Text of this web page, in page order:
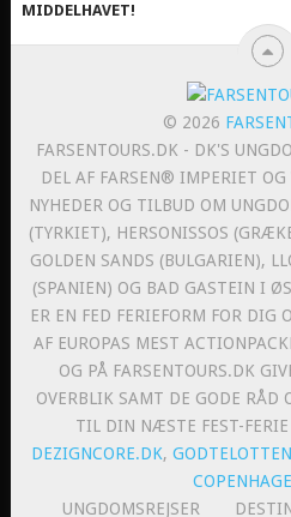
MIDDELHAVET!
© 2026
FARSENTOURS.DK - DK'S
DEL AF FARSEN® IMPERIET
NYHEDER OG TILBUD OM
(TYRKIET), HERSONISSOS
GOLDEN SANDS (BULGARIEN),
(SPANIEN) OG BAD GASTEIN I
ER EN FED FERIEFORM FOR DIG
AF EUROPAS MEST
OG PÅ FARSENTOURS.DK
OVERBLIK SAMT DE GODE RÅD
TIL DIN NÆSTE FEST-
DEZIGNCORE.DK,
UNGDOMSREJSER